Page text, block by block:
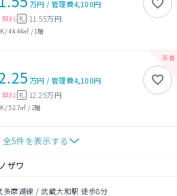
万円 /管理費4,100円
無料 礼 11.55万円
/44.44㎡ / 1階
万円 /管理費4,100円
無料 礼 12.25万円
/52.7㎡ / 2階
全5件を表示する
ザワ
多摩湖線 / 武蔵大和駅 徒歩8分